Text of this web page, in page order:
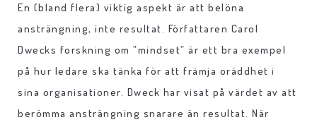
En (bland flera) viktig aspekt är att belöna
ansträngning, inte resultat. Författaren Carol
Dwecks forskning om ”mindset” är ett bra exempel
på hur ledare ska tänka för att främja oräddhet i
sina organisationer. Dweck har visat på värdet av att
berömma ansträngning snarare än resultat. När